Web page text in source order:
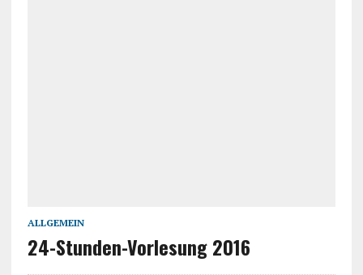
ALLGEMEIN
24-Stunden-Vorlesung 2016